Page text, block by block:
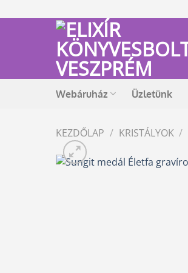
to
Webáruház Üzletünk
KEZDŐLAP / KRISTÁLYOK /